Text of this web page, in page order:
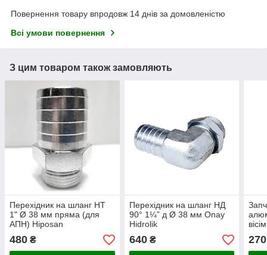
Повернення товару впродовж 14 днів за домовленістю
Всі умови повернення
З цим товаром також замовляють
Перехідник на шланг НТ
1" Ø 38 мм пряма (для
АПН) Hiposan
480 ₴
Перехідник на шланг НД
90° 1¼” д Ø 38 мм Onay
Hidrolik
640₴ 270